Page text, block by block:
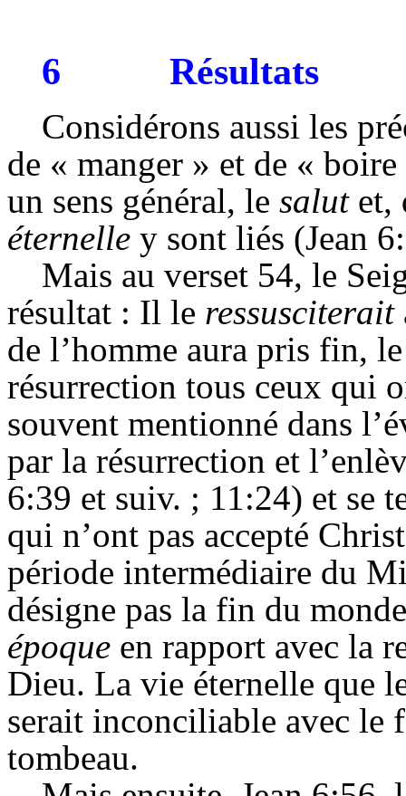
6 Résultats
Considérons aussi les
de « manger » et de «
un sens général, le salutet,
éternelle y sont liés (Jean 6:
Mais au verset 54, le
résultat : Il le ressusciterait
de l’homme aura pris fin,
résurrection tous ceux qui
souvent mentionné dans
par la résurrection et
6:39 et suiv. ; 11:24) et se
qui n’ont pas accepté
période intermédiaire du
désigne pas la fin du
époque en rapport avec la
Dieu. La vie éternelle que
serait inconciliable avec le
tombeau.